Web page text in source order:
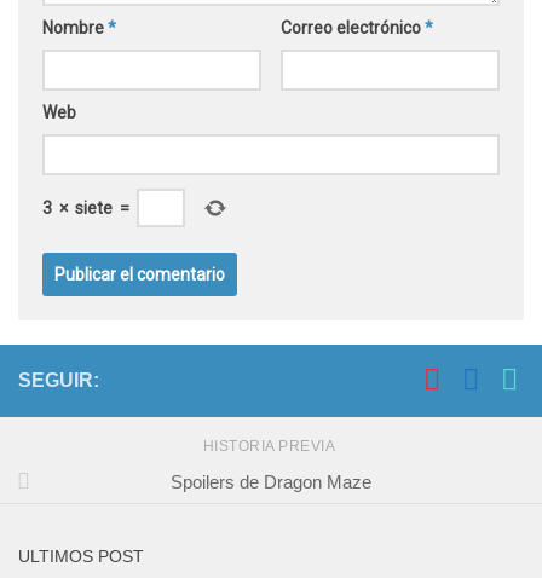
Nombre* Correo electrónico*
Web
3 × siete =
SEGUIR:
HISTORIA PREVIA
Spoilers de Dragon Maze
ULTIMOS POST